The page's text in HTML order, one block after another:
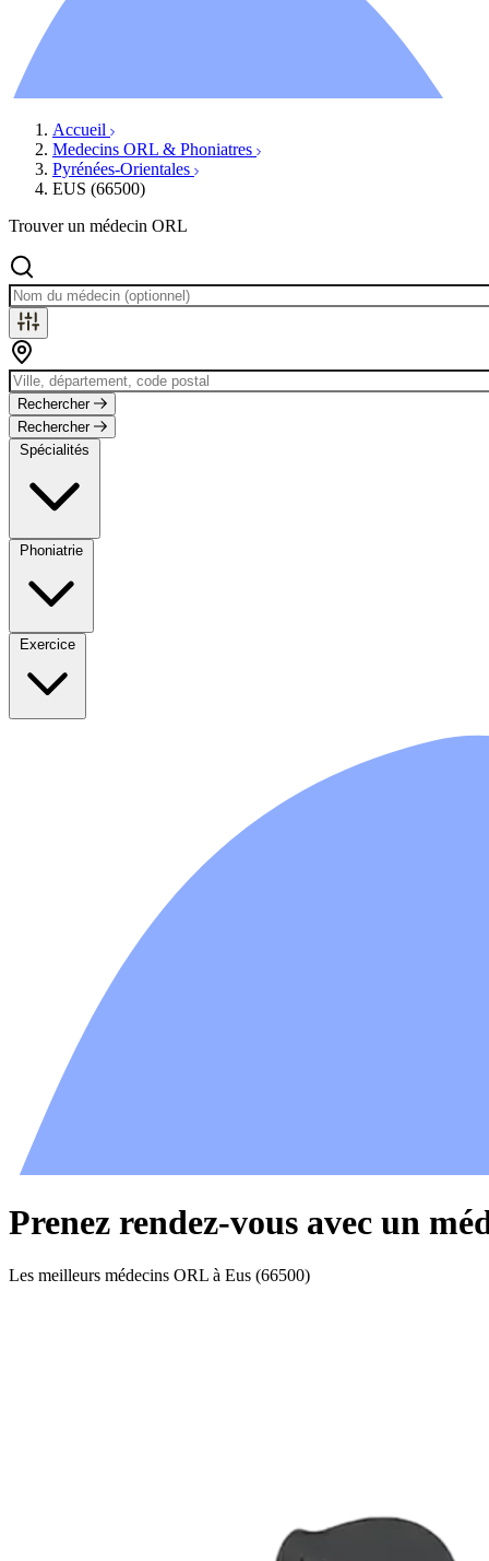
Évènements
Accueil
Medecins ORL & Phoniatres
Pyrénées-Orientales
EUS (66500)
Trouver un médecin ORL
Rechercher
Rechercher
Spécialités
Phoniatrie
Exercice
Prenez rendez-vous avec un
Les meilleurs médecins ORL à Eus (66500)